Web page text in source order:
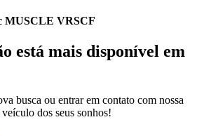
MUSCLE VRSCF
está mais disponível em
busca ou entrar em contato com nossa
dos seus sonhos!